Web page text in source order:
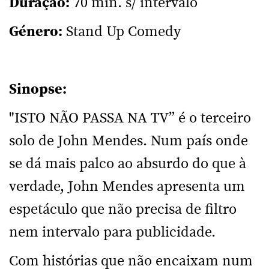
Duração: 70 min. s/ intervalo
Género: Stand Up Comedy
Sinopse:
"ISTO NÃO PASSA NA TV” é o terceiro
solo de John Mendes. Num país onde
se dá mais palco ao absurdo do que à
verdade, John Mendes apresenta um
espetáculo que não precisa de filtro
nem intervalo para publicidade.
Com histórias que não encaixam num